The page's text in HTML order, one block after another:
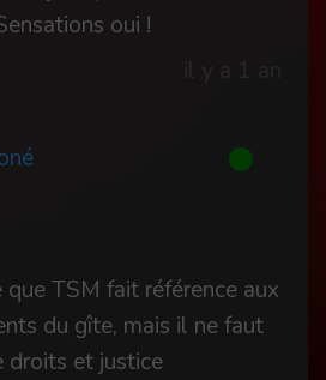
oui !
que TSM fait référence aux
du gîte, mais il ne faut
droits et justice